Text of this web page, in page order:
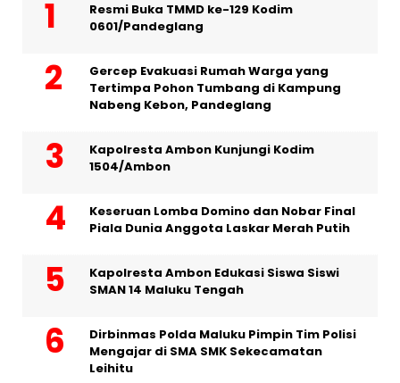
Resmi Buka TMMD ke-129 Kodim
0601/Pandeglang
Gercep Evakuasi Rumah Warga yang
Tertimpa Pohon Tumbang di Kampung
Nabeng Kebon, Pandeglang
Kapolresta Ambon Kunjungi Kodim
1504/Ambon
Keseruan Lomba Domino dan Nobar Final
Piala Dunia Anggota Laskar Merah Putih
Kapolresta Ambon Edukasi Siswa Siswi
SMAN 14 Maluku Tengah
Dirbinmas Polda Maluku Pimpin Tim Polisi
Mengajar di SMA SMK Sekecamatan
Leihitu